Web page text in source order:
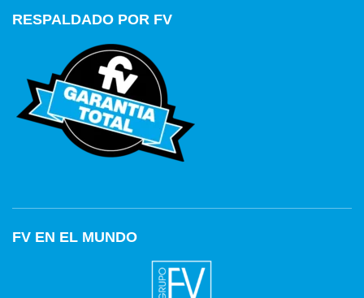
RESPALDADO POR FV
FV EN EL MUNDO